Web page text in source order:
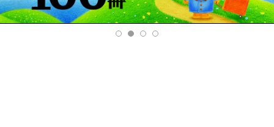
Pre
v
Ne
xt